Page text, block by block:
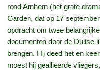
rond Arnhern (het grote
Garden, dat op 17
opdracht om twee
documenten door de Duitse
brengen. Hij deed het en
moest hij geallieerde